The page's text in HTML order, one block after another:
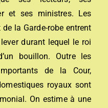
et ses ministres. Les
la Garde-robe entrent
durant lequel le roi
bouillon. Outre les
de la Cour,
royaux sont
On estime à une